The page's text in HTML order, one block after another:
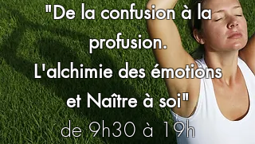
"De la confusion à la
profusion.
L'alchimie des émotions
et Naître à soi"
de 9h30 à 19h